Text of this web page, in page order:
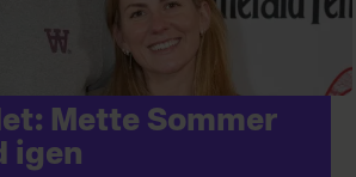
Mette Sommer
igen